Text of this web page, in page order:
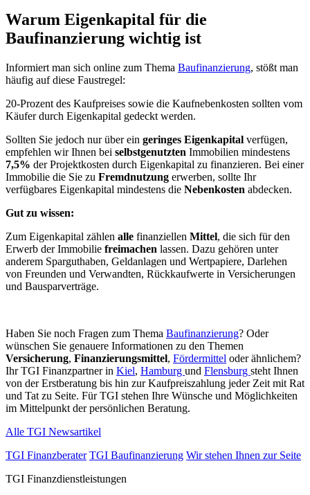
Warum Eigenkapital für die
Baufinanzierung wichtig ist
Informiert man sich online zum Thema Baufinanzierung, stößt man
häufig auf diese Faustregel:
20-Prozent des Kaufpreises sowie die Kaufnebenkosten sollten vom
Käufer durch Eigenkapital gedeckt werden.
Sollten Sie jedoch nur über ein geringes Eigenkapital verfügen,
empfehlen wir Ihnen bei selbstgenutzten Immobilien mindestens
7,5% der Projektkosten durch Eigenkapital zu finanzieren. Bei einer
Immobilie die Sie zu Fremdnutzung erwerben, sollte Ihr
verfügbares Eigenkapital mindestens die Nebenkosten abdecken.
Gut zu wissen:
Zum Eigenkapital zählen alle finanziellen Mittel, die sich für den
Erwerb der Immobilie freimachen lassen. Dazu gehören unter
anderem Sparguthaben, Geldanlagen und Wertpapiere, Darlehen
von Freunden und Verwandten, Rückkaufwerte in Versicherungen
und Bausparverträge.
Haben Sie noch Fragen zum Thema Baufinanzierung? Oder
wünschen Sie genauere Informationen zu den Themen
Versicherung, Finanzierungsmittel, Fördermittel oder ähnlichem?
Ihr TGI Finanzpartner in Kiel, Hamburg und Flensburg steht Ihnen
von der Erstberatung bis hin zur Kaufpreiszahlung jeder Zeit mit Rat
und Tat zu Seite. Für TGI stehen Ihre Wünsche und Möglichkeiten
im Mittelpunkt der persönlichen Beratung.
Alle TGI Newsartikel
TGI Finanzberater TGI Baufinanzierung Wir stehen Ihnen zur Seite
TGI Finanzdienstleistungen